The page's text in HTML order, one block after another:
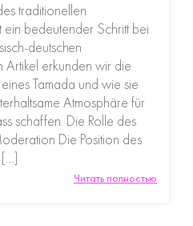
traditionellen
bedeutender Schritt bei
deutschen
Artikel erkunden wir die
Tamada und wie sie
Atmosphäre für
schaffen. Die Rolle des
Die Position des
[…]
Читать полностью